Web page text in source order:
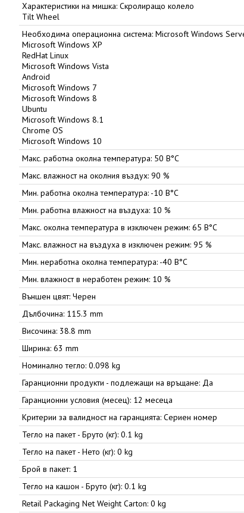
Характеристики на мишка: Скролиращо колело
Tilt Wheel
Необходима операционна система: Microsoft Windows
Microsoft Windows XP
RedHat Linux
Microsoft Windows Vista
Android
Microsoft Windows 7
Microsoft Windows 8
Ubuntu
Microsoft Windows 8.1
Chrome OS
Microsoft Windows 10
Макс. работна околна температура: 50 В°C
Макс. влажност на околния въздух: 90 %
Мин. работна околна температура: -10 В°C
Мин. работна влажност на въздуха: 10 %
Макс. околна температура в изключен режим: 65 В°C
Макс. влажност на въздуха в изключен режим: 95 %
Мин. неработна околна температура: -40 В°C
Мин. влажност в неработен режим: 10 %
Външен цвят: Черен
Дълбочина: 115.3 mm
Височина: 38.8 mm
Ширина: 63 mm
Номинално тегло: 0.098 kg
Гаранционни продукти - подлежащи на връщане: Да
Гаранционни условия (месец): 12 месеца
Критерии за валидност на гаранцията: Сериен номер
Тегло на пакет - Бруто (кг): 0.1 kg
Тегло на пакет - Нето (кг): 0 kg
Брой в пакет: 1
Тегло на кашон - Бруто (кг): 0.1 kg
Retail Packaging Net Weight Carton: 0 kg